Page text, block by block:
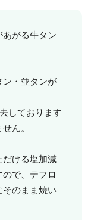
がる牛タン
・並タンが
しております
ん。
ける塩加減
で、テフロ
のまま焼い